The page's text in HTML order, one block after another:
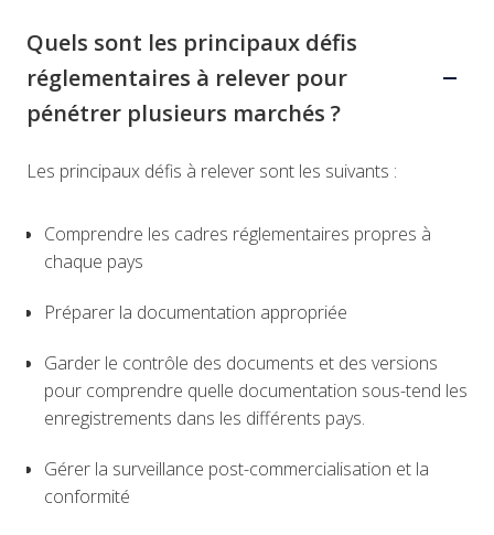
Quels sont les principaux défis
réglementaires à relever pour
pénétrer plusieurs marchés ?
Les principaux défis à relever sont les suivants :
Comprendre les cadres réglementaires propres à
chaque pays
Préparer la documentation appropriée
Garder le contrôle des documents et des versions
pour comprendre quelle documentation sous-tend les
enregistrements dans les différents pays.
Gérer la surveillance post-commercialisation et la
conformité